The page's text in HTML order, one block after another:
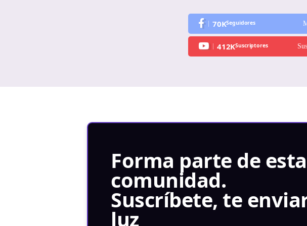
70KSeguidores
412KSuscriptores
Forma parte de esta
comunidad.
Suscríbete, te
luz